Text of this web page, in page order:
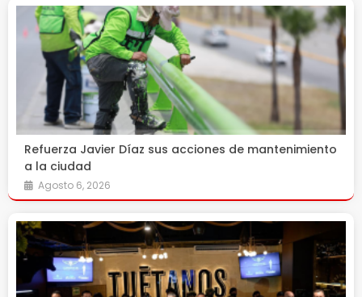
Refuerza Javier Díaz sus acciones de mantenimiento
a la ciudad
Agosto 6, 2026